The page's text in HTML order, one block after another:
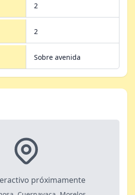
2
2
Sobre avenida
próximamente